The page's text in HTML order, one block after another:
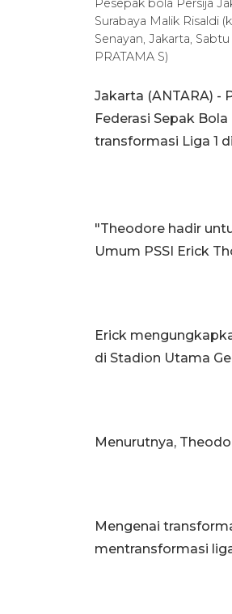
Pesepak bola Persija
Surabaya Malik Risaldi
Senayan, Jakarta,
PRATAMA S)
Jakarta (ANTARA) -
Federasi Sepak
transformasi Liga 1
"Theodore hadir
Umum PSSI Erick
Erick
di Stadion Utama
Menurutnya,
Mengenai
mentransformasi